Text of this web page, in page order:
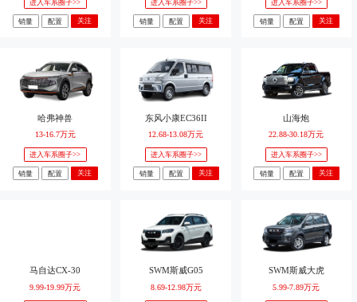
进入车系圈子>>
销量 配置 关注
进入车系圈子>>
销量 配置 关注
进入车系圈子>>
销量 配置 关注
哈弗神兽
13-16.7万元
进入车系圈子>>
销量 配置 关注
东风小康EC36II
12.68-13.08万元
进入车系圈子>>
销量 配置 关注
山海炮
22.88-30.18万元
进入车系圈子>>
销量 配置 关注
马自达CX-30
9.99-19.99万元
SWM斯威G05
8.69-12.98万元
SWM斯威大虎
5.99-7.89万元